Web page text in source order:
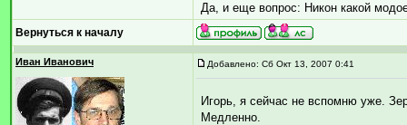
Да, и еще вопрос: Никон какой
Вернуться к началу
Иван Иванович Добавлено: Сб Окт 13, 2007 0:41
Игорь, я сейчас не вспомню уже.
Медленно.